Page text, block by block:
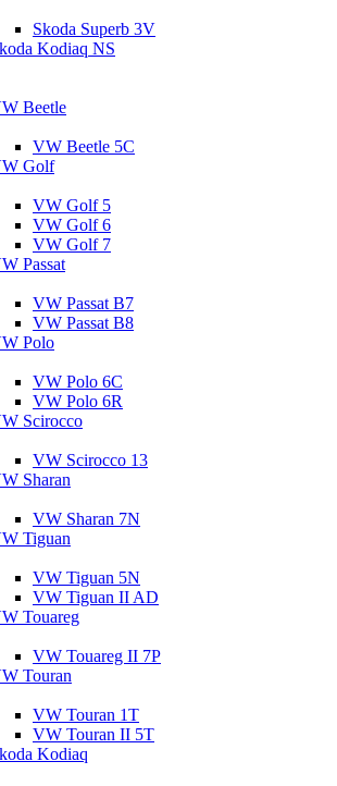
Skoda Superb 3V
Kodiaq NS
Beetle
VW Beetle 5C
Golf
VW Golf 5
VW Golf 6
VW Golf 7
Passat
VW Passat B7
VW Passat B8
Polo
VW Polo 6C
VW Polo 6R
Scirocco
VW Scirocco 13
Sharan
VW Sharan 7N
Tiguan
VW Tiguan 5N
VW Tiguan II AD
Touareg
VW Touareg II 7P
Touran
VW Touran 1T
VW Touran II 5T
Kodiaq